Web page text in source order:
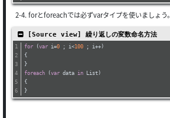
2-4. forとforeachでは必ずvarタイプを使いましょう。
[Source view] 繰り返しの変数命名方法
for (var i=0 ; i<100 ; i++)
{
}
foreach (var data in List)
{
}